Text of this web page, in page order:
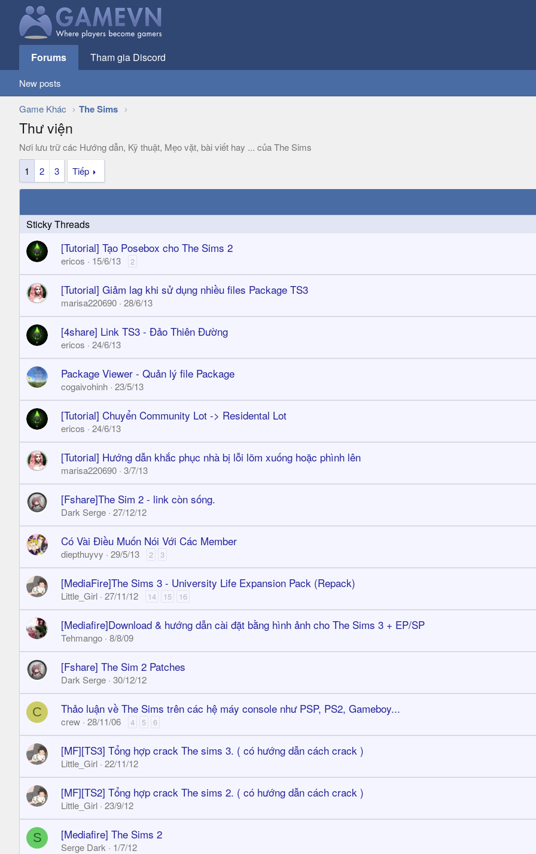
Forums Tham gia Discord
New posts
Game Khác The Sims
Thư viện
Nơi lưu trữ các Hướng dẫn, Kỹ thuật, Mẹo vặt, bài viết hay ... của The Sims
1
2 3 Tiếp
[Tutorial] Tạo Posebox cho The Sims 2
ericos 15/6/13 2
[Tutorial] Giảm lag khi sử dụng nhiều files Package TS3
marisa220690 28/6/13
[4share] Link TS3 - Đảo Thiên Đường
ericos 24/6/13
Package Viewer - Quản lý file Package
cogaivohinh 23/5/13
[Tutorial] Chuyển Community Lot -> Residental Lot
ericos 24/6/13
[Tutorial] Hướng dẫn khắc phục nhà bị lỗi lõm xuống hoặc phình lên
marisa220690 3/7/13
[Fshare]The Sim 2 - link còn sống.
Dark Serge 27/12/12
Có Vài Điều Muốn Nói Với Các Member
diepthuyvy 29/5/13 2 3
[MediaFire]The Sims 3 - University Life Expansion Pack (Repack)
Little_Girl 27/11/12 14 15 16
[Mediafire]Download & hướng dẫn cài đặt bằng hình ảnh cho The Sims 3 + EP/SP
Tehmango 8/8/09
[Fshare] The Sim 2 Patches
Dark Serge 30/12/12
C Thảo luận về The Sims trên các hệ máy console như PSP, PS2, Gameboy...
crew 28/11/06 4 5 6
[MF][TS3] Tổng hợp crack The sims 3. ( có hướng dẫn cách crack )
Little_Girl 22/11/12
[MF][TS2] Tổng hợp crack The sims 2. ( có hướng dẫn cách crack )
Little_Girl 23/9/12
S [Mediafire] The Sims 2
Serge Dark 1/7/12